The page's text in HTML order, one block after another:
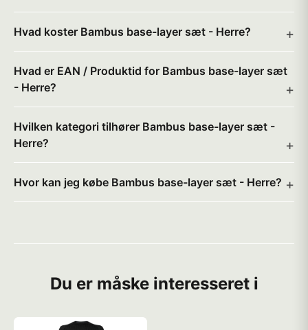
Hvad koster Bambus base-layer sæt - Herre?
Hvad er EAN / Produktid for Bambus base-layer sæt
- Herre?
Hvilken kategori tilhører Bambus base-layer sæt -
Herre?
Hvor kan jeg købe Bambus base-layer sæt - Herre?
Du er måske interesseret i